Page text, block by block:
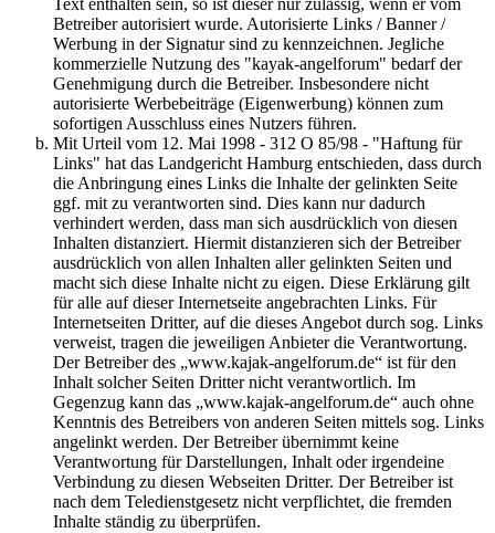
Text enthalten sein, so ist dieser nur zulässig, wenn er vom
Betreiber autorisiert wurde. Autorisierte Links / Banner /
Werbung in der Signatur sind zu kennzeichnen. Jegliche
kommerzielle Nutzung des "kayak-angelforum" bedarf der
Genehmigung durch die Betreiber. Insbesondere nicht
autorisierte Werbebeiträge (Eigenwerbung) können zum
sofortigen Ausschluss eines Nutzers führen.
Mit Urteil vom 12. Mai 1998 - 312 O 85/98 - "Haftung für
Links" hat das Landgericht Hamburg entschieden, dass durch
die Anbringung eines Links die Inhalte der gelinkten Seite
ggf. mit zu verantworten sind. Dies kann nur dadurch
verhindert werden, dass man sich ausdrücklich von diesen
Inhalten distanziert. Hiermit distanzieren sich der Betreiber
ausdrücklich von allen Inhalten aller gelinkten Seiten und
macht sich diese Inhalte nicht zu eigen. Diese Erklärung gilt
für alle auf dieser Internetseite angebrachten Links. Für
Internetseiten Dritter, auf die dieses Angebot durch sog. Links
verweist, tragen die jeweiligen Anbieter die Verantwortung.
Der Betreiber des „www.kajak-angelforum.de“ ist für den
Inhalt solcher Seiten Dritter nicht verantwortlich. Im
Gegenzug kann das „www.kajak-angelforum.de“ auch ohne
Kenntnis des Betreibers von anderen Seiten mittels sog. Links
angelinkt werden. Der Betreiber übernimmt keine
Verantwortung für Darstellungen, Inhalt oder irgendeine
Verbindung zu diesen Webseiten Dritter. Der Betreiber ist
nach dem Teledienstgesetz nicht verpflichtet, die fremden
Inhalte ständig zu überprüfen.